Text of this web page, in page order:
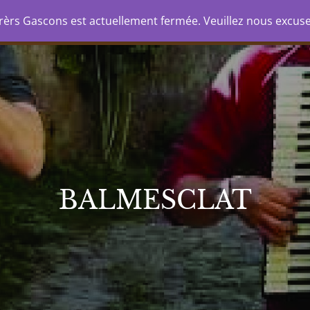
Agenda Formacion Grops/espectacles
BALMESCLAT
Gascons est actuellement fermée. Veuillez nous